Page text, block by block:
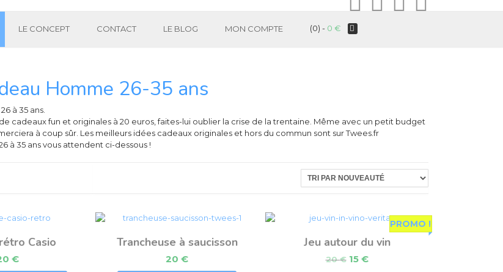
LE CONCEPT CONTACT LE BLOG MON COMPTE (0) - 0 €
Homme 26-35 ans
à 35 ans.
cadeaux fun et originales à 20 euros, faites-lui oublier la crise de la trentaine. Même avec un petit budget
à coup sûr. Les meilleurs idées cadeaux originales et hors du commun sont sur Twees.fr
à 35 ans vous attendent ci-dessous !
Casio
€
Trancheuse à saucisson
20€
PROMO !
Jeu autour du vin
20€ 15 €